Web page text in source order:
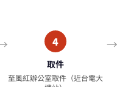
4
取件
至風紅辦公室取件（近台電大